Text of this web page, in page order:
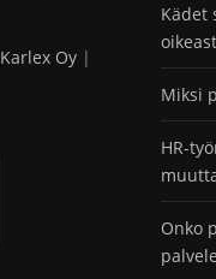
Karlex Oy |
Kädet
Miksi
HR-
Onko